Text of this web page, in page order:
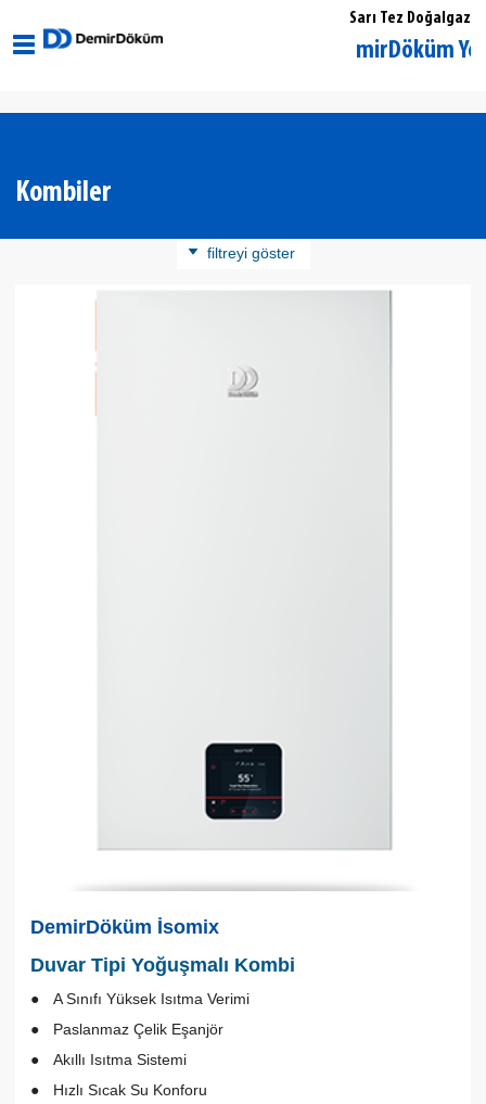
Sarı Tez Doğalgaz
Eskişehir Merkez DemirDöküm Yetkili
Kombiler
filtreyi göster
DemirDöküm İsomix
Duvar Tipi Yoğuşmalı Kombi
A Sınıfı Yüksek Isıtma Verimi
Paslanmaz Çelik Eşanjör
Akıllı Isıtma Sistemi
Hızlı Sıcak Su Konforu